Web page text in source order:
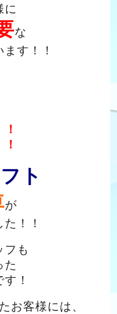
に
な
す！！
！
！
ト
が
！！
フも
た
！
お客様には、